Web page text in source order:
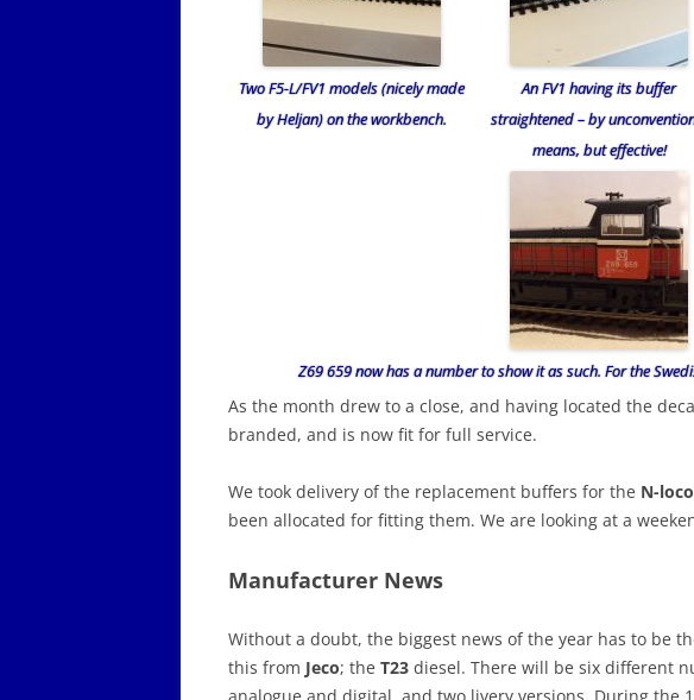
Two F5-L/FV1 models (nicely made
by Heljan) on the workbench.
An FV1 having its buffer
straightened – by
means, but effective!
Z69 659 now has a number to show it as such. For the
As the month drew to a close, and having located the
branded, and is now fit for full service.
We took delivery of the replacement buffers for the N-loco
been allocated for fitting them. We are looking at a
Manufacturer News
Without a doubt, the biggest news of the year has to be
this from Jeco; the T23 diesel. There will be six different